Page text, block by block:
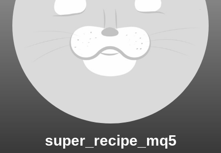
super_recipe_mq5